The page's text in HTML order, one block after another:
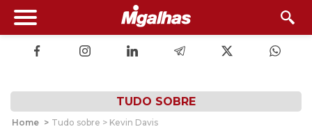
TUDO SOBRE
Home > Tudo sobre > Kevin Davis